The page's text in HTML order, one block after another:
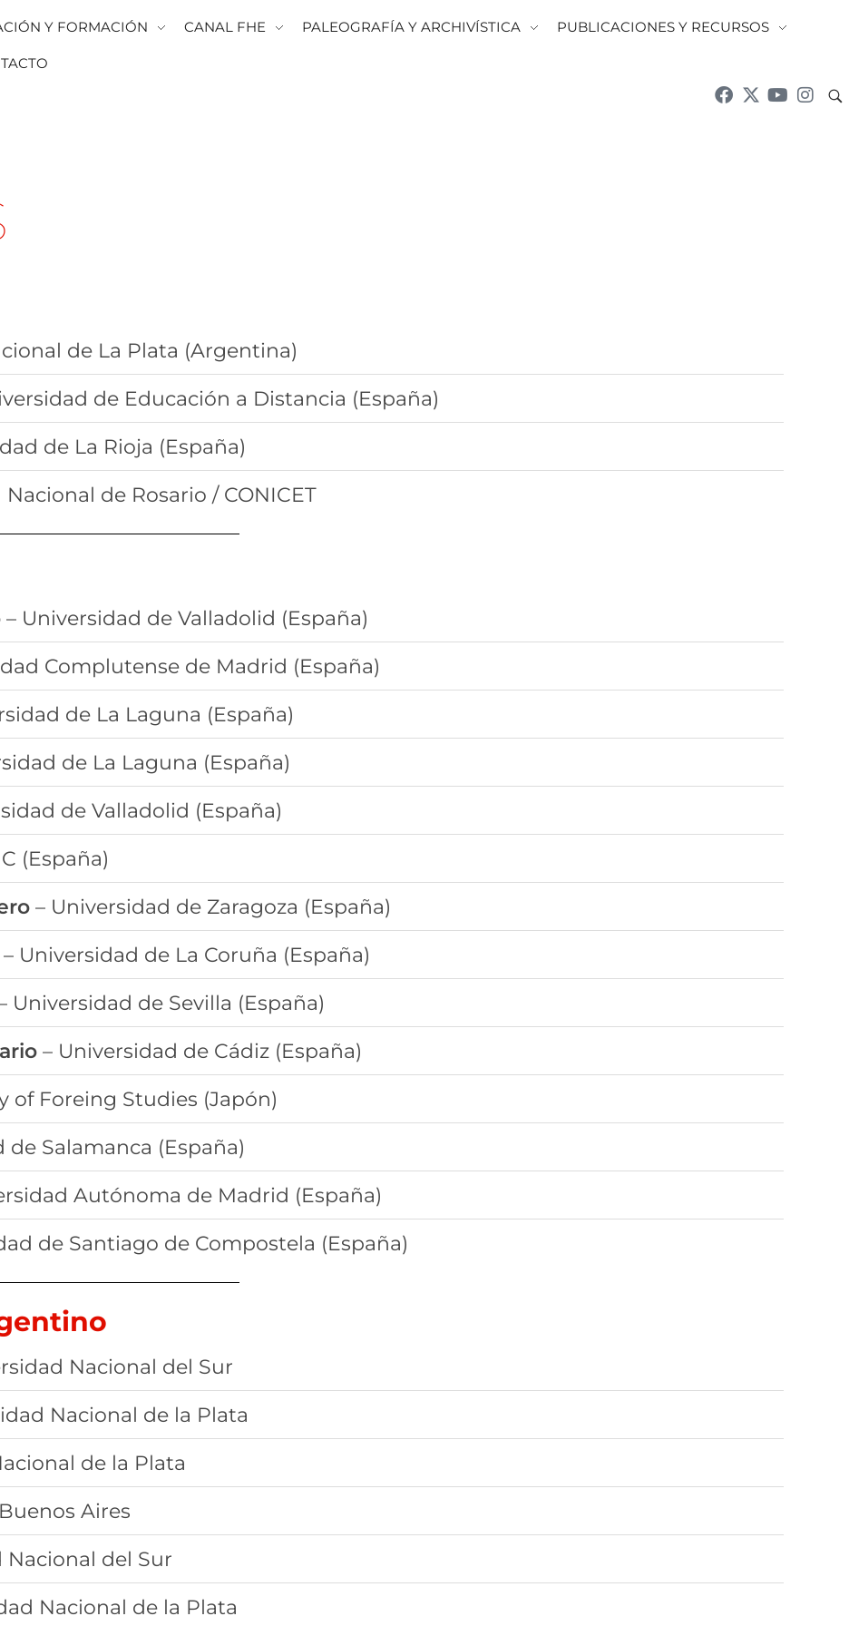
Y FORMACIÓN CANAL FHE PALEOGRAFÍA Y ARCHIVÍSTICA PUBLICACIONES Y RECURSOS
de La Plata (Argentina)
de Educación a Distancia (España)
de La Rioja (España)
de Rosario / CONICET
– Universidad de Valladolid (España)
Complutense de Madrid (España)
de La Laguna (España)
de La Laguna (España)
de Valladolid (España)
(España)
– Universidad de Zaragoza (España)
– Universidad de La Coruña (España)
Universidad de Sevilla (España)
– Universidad de Cádiz (España)
of Foreing Studies (Japón)
de Salamanca (España)
Autónoma de Madrid (España)
de Santiago de Compostela (España)
Nacional del Sur
Nacional de la Plata
de la Plata
Aires
Nacional del Sur
Nacional de la Plata